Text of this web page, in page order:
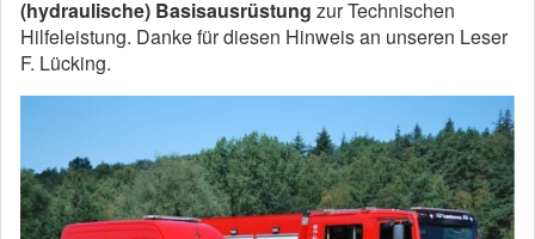
(hydraulische) Basisausrüstung zur Technischen
Hilfeleistung. Danke für diesen Hinweis an unseren Leser
F. Lücking.